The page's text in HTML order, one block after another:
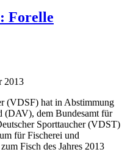
Forelle
2013
(VDSF) hat in Abstimmung
(DAV), dem Bundesamt für
Sporttaucher (VDST)
für Fischerei und
Fisch des Jahres 2013